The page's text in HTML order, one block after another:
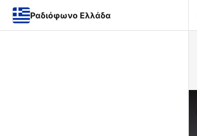
Ραδιόφωνο Ελλάδα